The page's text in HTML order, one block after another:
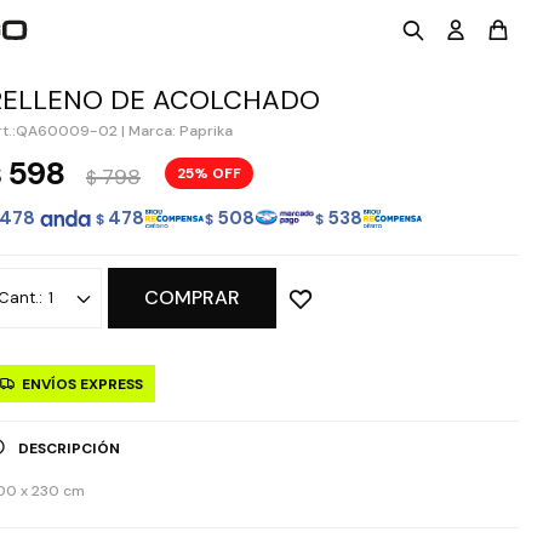
DE ACOLCHADO
QA60009-02 | Marca: Paprika
598 $ 798 25
478 $ 478 $ 508 $ 538
1 COMPRAR
ENVÍOS EXPRESS
DESCRIPCIÓN
x 230 cm